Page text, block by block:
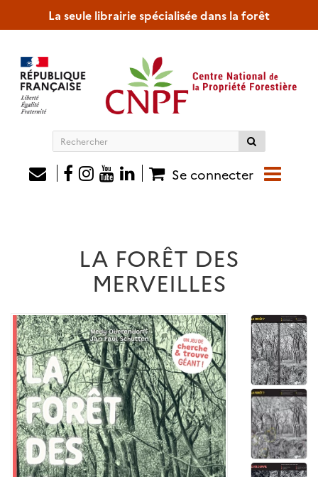
La seule librairie spécialisée dans la forêt
Rechercher
siteSe connecter
LA FORÊT DES
MERVEILLES